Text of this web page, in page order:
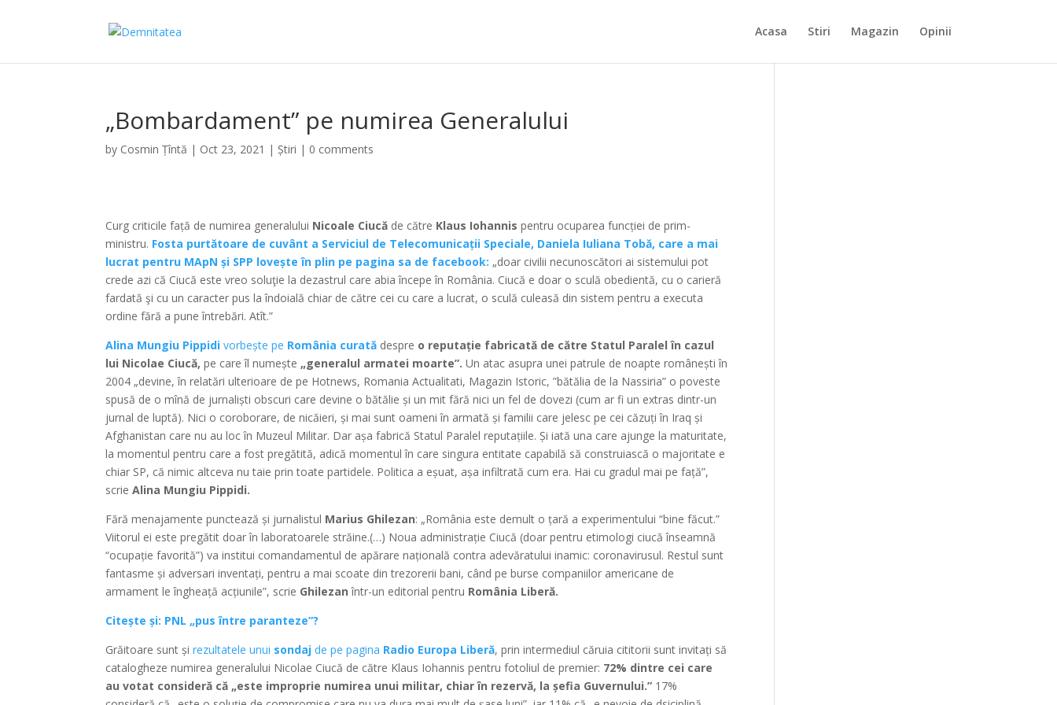
Acasa Stiri Magazin Opinii
„Bombardament” pe numirea Generalului
by Cosmin Țîntă | Oct 23, 2021 |Știri | 0 comments
Curg criticile față de numirea generalului Nicoale Ciucă de către Klaus Iohannis pentru ocuparea funcției de prim-
ministru. Fosta purtătoare de cuvânt a Serviciul de Telecomunicații Speciale, Daniela Iuliana Tobă, care a mai
lucrat pentru MApN și SPP lovește în plin pe pagina sa de facebook: „doar civilii necunoscători ai sistemului pot
crede azi că Ciucă este vreo soluţie la dezastrul care abia începe în România. Ciucă e doar o sculă obedientă, cu o carieră
fardată şi cu un caracter pus la îndoială chiar de către cei cu care a lucrat, o sculă culeasă din sistem pentru a executa
ordine fără a pune întrebări. Atît.”
Alina Mungiu Pippidi vorbește pe România curată despre o reputație fabricată de către Statul Paralel în cazul
lui Nicolae Ciucă,pe care îl numește „generalul armatei moarte”.Un atac asupra unei patrule de noapte românești în
2004 „devine, în relatări ulterioare de pe Hotnews, Romania Actualitati, Magazin Istoric, ”bătălia de la Nassiria” o poveste
spusă de o mînă de jurnaliști obscuri care devine o bătălie și un mit fără nici un fel de dovezi (cum ar fi un extras dintr-un
jurnal de luptă). Nici o coroborare, de nicăieri, și mai sunt oameni în armată și familii care jelesc pe cei căzuți în Iraq și
Afghanistan care nu au loc în Muzeul Militar. Dar așa fabrică Statul Paralel reputațiile. Și iată una care ajunge la maturitate,
la momentul pentru care a fost pregătită, adică momentul în care singura entitate capabilă să construiască o majoritate e
chiar SP, că nimic altceva nu taie prin toate partidele. Politica a eșuat, așa infiltrată cum era. Hai cu gradul mai pe față”,
scrieAlina Mungiu Pippidi.
Fără menajamente punctează și jurnalistul Marius Ghilezan: „România este demult o țară a experimentului “bine făcut.”
Viitorul ei este pregătit doar în laboratoarele străine.(…) Noua administrație Ciucă (doar pentru etimologi ciucă înseamnă
“ocupație favorită”) va institui comandamentul de apărare națională contra adevăratului inamic: coronavirusul. Restul sunt
fantasme și adversari inventați, pentru a mai scoate din trezorerii bani, când pe burse companiilor americane de
armament le îngheață acțiunile”, scrie Ghilezan într-un editorial pentru România Liberă.
Citește și: PNL „pus între paranteze”?
Grăitoare sunt șirezultatele unui sondaj de pe pagina Radio Europa Liberă, prin intermediul căruia cititorii sunt invitați să
catalogheze numirea generalului Nicolae Ciucă de către Klaus Iohannis pentru fotoliul de premier: 72% dintre cei care
au votat consideră că „este improprie numirea unui militar, chiar în rezervă, la șefia Guvernului.” 17%